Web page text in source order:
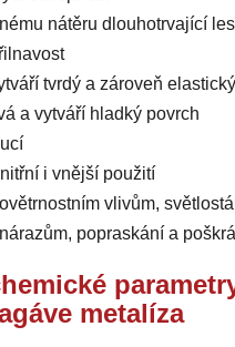
nátěru dlouhotrvající
tvrdý a zároveň
a vytváří hladký povrch
i vnější použití
vlivům,
popraskání a
metalíza